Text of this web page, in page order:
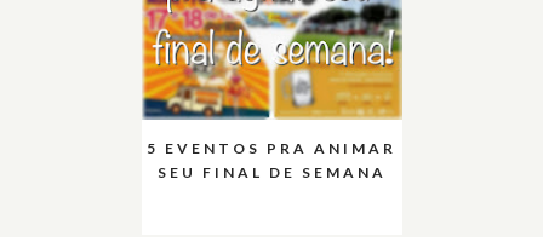
5 EVENTOS PRA ANIMAR
SEU FINAL DE SEMANA